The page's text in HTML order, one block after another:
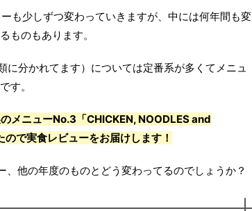
も少しずつ変わっていきますが、中には何年間も変
ものもあります。
に分かれてます）については定番系が多くてメニュ
す。
メニューNo.3「CHICKEN, NOODLES and
で実食レビューをお届けします！
他の年度のものとどう変わってるのでしょうか？